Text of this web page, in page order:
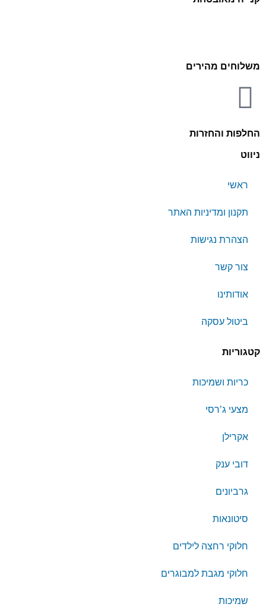
משלוחים מהירים
החלפות והחזרות
ניווט
ראשי
תקנון ומדיניות האתר
הצהרת נגישות
צור קשר
אודותינו
ביטול עסקה
קטגוריות
כריות ושמיכות
מצעי ג’רסי
אקרילן
דובי ענק
גרביונים
סיטונאות
חלוקי רחצה לילדים
חלוקי מגבת למבוגרים
שמיכות